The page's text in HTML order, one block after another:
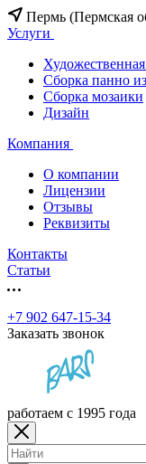
Пермь (Пермская
Услуги
Сборка панно
Сборка мозаики
Дизайн
Компания
О компании
Лицензии
Отзывы
Реквизиты
Контакты
Статьи
+7 902 647-15-34
Заказать звонок
работаем с 1995 года